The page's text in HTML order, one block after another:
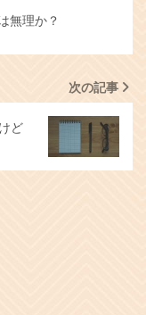
無理か？
次の記事
ど